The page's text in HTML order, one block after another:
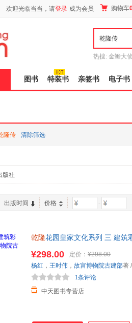
欢迎光临当当，请登录 成为会员 购物车
热搜: 金蟾大
图书 特装书 亲签书 电子书
隆传 清除筛选
版社
出版时间 价格 -
乾隆花园皇家文化系列 三 建筑
¥298.00 定价： ¥298.00
中天图书专营店
1条评论
杨红 ， 王时伟 ， 故宫博物院古建部著